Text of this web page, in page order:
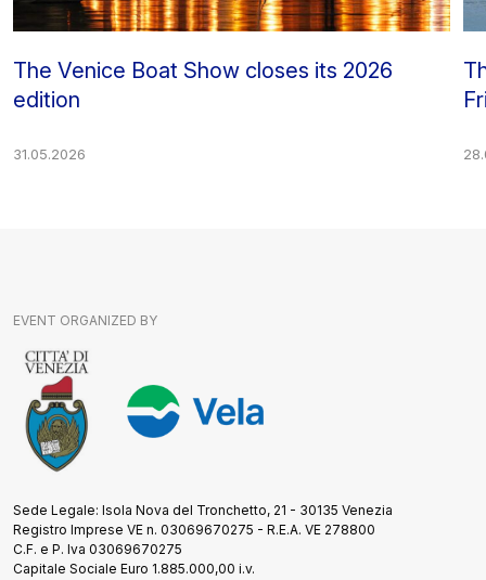
The Venice Boat Show closes its 2026
edition
31.05.2026
EVENT ORGANIZED BY
Sede Legale: Isola Nova del Tronchetto, 21 - 30135 Venezia
Registro Imprese VE n. 03069670275 - R.E.A. VE 278800
C.F. e P. Iva 03069670275
Capitale Sociale Euro 1.885.000,00 i.v.